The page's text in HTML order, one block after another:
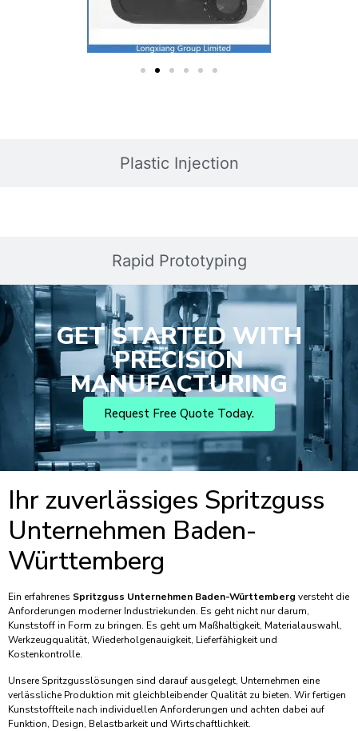
Plastic Injection
Rapid Prototyping
GET STARTED WITH
PRECISION
MANUFACTURING
Request Free Quote Today.
Ihr zuverlässiges Spritzguss
Unternehmen Baden-
Württemberg
Ein erfahrenes Spritzguss Unternehmen Baden-Württemberg versteht die
Anforderungen moderner Industriekunden. Es geht nicht nur darum,
Kunststoff in Form zu bringen. Es geht um Maßhaltigkeit, Materialauswahl,
Werkzeugqualität, Wiederholgenauigkeit, Lieferfähigkeit und
Kostenkontrolle.
Unsere Spritzgusslösungen sind darauf ausgelegt, Unternehmen eine
verlässliche Produktion mit gleichbleibender Qualität zu bieten. Wir fertigen
Kunststoffteile nach individuellen Anforderungen und achten dabei auf
Funktion, Design, Belastbarkeit und Wirtschaftlichkeit.